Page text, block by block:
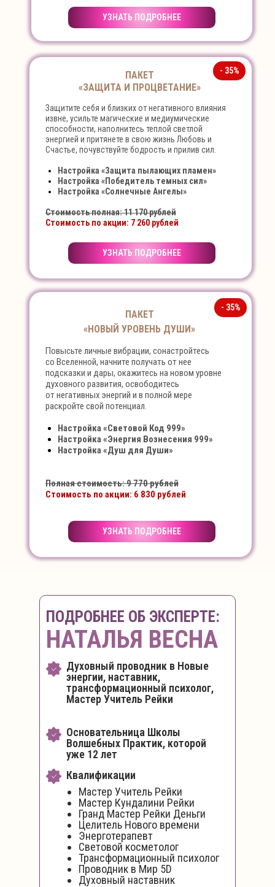
УЗНАТЬ ПОДРОБНЕЕ
- 35%
- 35%
УЗНАТЬ ПОДРОБНЕЕ
УЗНАТЬ ПОДРОБНЕЕ
Повысьте личные вибрации, сонастройтесь
со Вселенной, начните получать от нее
подсказки и дары, окажитесь на новом уровне
духовного развития, освободитесь
от негативных энергий и в полной мере
раскройте свой потенциал.
Настройка «Световой Код 999»
Настройка «Энергия Вознесения 999»
Настройка «Душ для Души»
Полная стоимость: 9 770 рублей
Стоимость по акции: 6 830 рублей
Защитите себя и близких от негативного влияния
извне, усильте магические и медиумические
способности, наполнитесь теплой светлой
энергией и притянете в свою жизнь Любовь и
Счастье, почувствуйте бодрость и прилив сил.
Настройка «Защита пылающих пламен»
Настройка «Победитель темных сил»
Настройка «Солнечные Ангелы»
Стоимость полная: 11 170 рублей
Стоимость по акции: 7 260 рублей
ПАКЕТ
«НОВЫЙ УРОВЕНЬ ДУШИ»
ПАКЕТ
«ЗАЩИТА И ПРОЦВЕТАНИЕ»
ПОДРОБНЕЕ ОБ ЭКСПЕРТЕ:
Духовный проводник в Новые
энергии, наставник,
трансформационный психолог,
Мастер Учитель Рейки
Основательница Школы
Волшебных Практик, которой
уже 12 лет
Квалификации
Мастер Учитель Рейки
Мастер Кундалини Рейки
Гранд Мастер Рейки Деньги
Целитель Нового времени
Энерготерапевт
Световой косметолог
Трансформационный психолог
Проводник в Мир 5D
Духовный наставник
НАТАЛЬЯ ВЕСНА